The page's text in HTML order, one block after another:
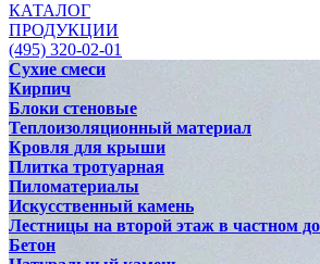
КАТАЛОГ
ПРОДУКЦИИ
(495) 320-02-01
Сухие смеси
Кирпич
Блоки стеновые
Теплоизоляционный материал
Кровля для крыши
Плитка тротуарная
Пиломатериалы
Искусственный камень
Лестницы на второй этаж в частном
Бетон